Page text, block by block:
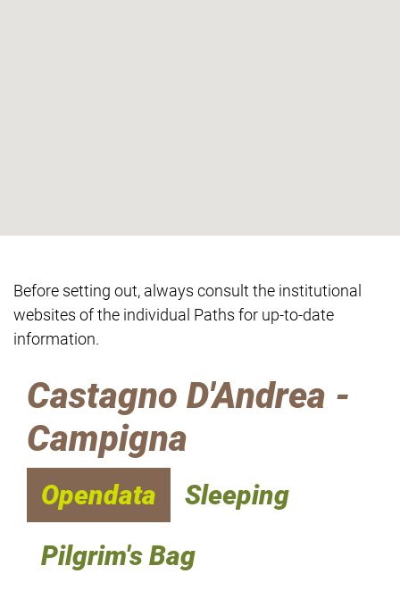
Before setting out, always consult the institutional
websites of the individual Paths for up-to-date
information.
Castagno D'Andrea -
Campigna
Opendata
Sleeping
Pilgrim's Bag